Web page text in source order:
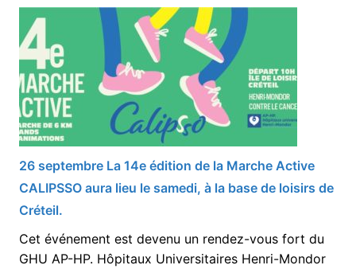
26 septembre La 14e édition de la Marche Active
CALIPSSO aura lieu le samedi, à la base de loisirs de
Créteil.
Cet événement est devenu un rendez-vous fort du
GHU AP-HP. Hôpitaux Universitaires Henri-Mondor